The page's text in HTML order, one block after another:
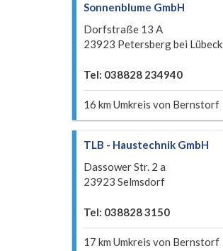
Sonnenblume GmbH
Dorfstraße 13 A
23923 Petersberg bei Lübeck
Tel: 038828 234940
16 km Umkreis von Bernstorf
TLB - Haustechnik GmbH
Dassower Str. 2 a
23923 Selmsdorf
Tel: 038828 3150
17 km Umkreis von Bernstorf